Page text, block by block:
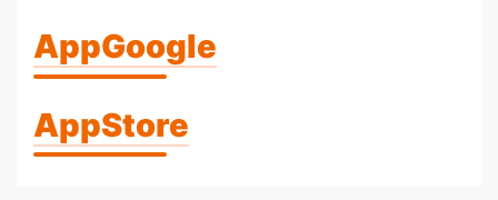
AppGoogle
AppStore